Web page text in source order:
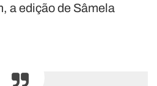
a edição de Sâmela